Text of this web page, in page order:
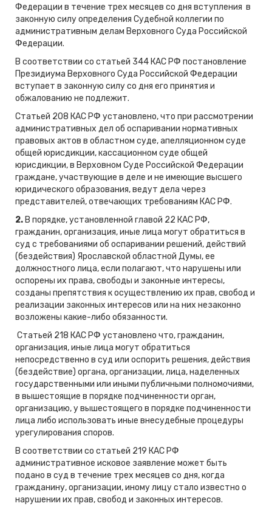
Федерации в течение трех месяцев со дня вступления в
законную силу определения Судебной коллегии по
административным делам Верховного Суда Российской
Федерации.
В соответствии со статьей 344 КАС РФ постановление
Президиума Верховного Суда Российской Федерации
вступает в законную силу со дня его принятия и
обжалованию не подлежит.
Статьей 208 КАС РФ установлено, что при рассмотрении
административных дел об оспаривании нормативных
правовых актов в областном суде, апелляционном суде
общей юрисдикции, кассационном суде общей
юрисдикции, в Верховном Суде Российской Федерации
граждане, участвующие в деле и не имеющие высшего
юридического образования, ведут дела через
представителей, отвечающих требованиям КАС РФ.
2. В порядке, установленной главой 22 КАС РФ,
гражданин, организация, иные лица могут обратиться в
суд с требованиями об оспаривании решений, действий
(бездействия) Ярославской областной Думы, ее
должностного лица, если полагают, что нарушены или
оспорены их права, свободы и законные интересы,
созданы препятствия к осуществлению их прав, свобод и
реализации законных интересов или на них незаконно
возложены какие-либо обязанности.
Статьей 218 КАС РФ установлено что, гражданин,
организация, иные лица могут обратиться
непосредственно в суд или оспорить решения, действия
(бездействие) органа, организации, лица, наделенных
государственными или иными публичными полномочиями,
в вышестоящие в порядке подчиненности орган,
организацию, у вышестоящего в порядке подчиненности
лица либо использовать иные внесудебные процедуры
урегулирования споров.
В соответствии со статьей 219 КАС РФ
административное исковое заявление может быть
подано в суд в течение трех месяцев со дня, когда
гражданину, организации, иному лицу стало известно о
нарушении их прав, свобод и законных интересов.